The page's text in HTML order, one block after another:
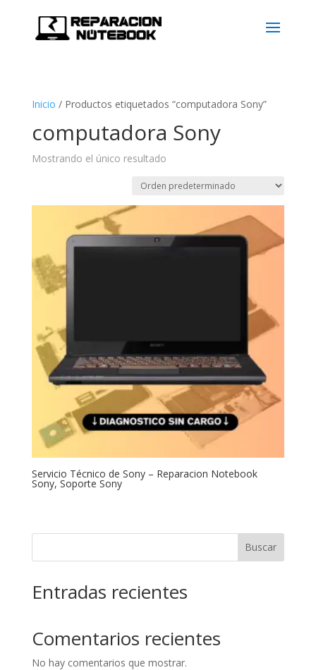
Inicio / Productos etiquetados “computadora Sony”
computadora Sony
Mostrando el único resultado
Servicio Técnico de Sony – Reparacion Notebook
Sony, Soporte Sony
Buscar
Entradas recientes
Comentarios recientes
No hay comentarios que mostrar.